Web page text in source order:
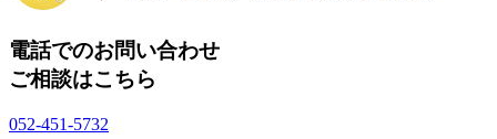
電話でのお問い合わせ
ご相談はこちら
052-451-5732